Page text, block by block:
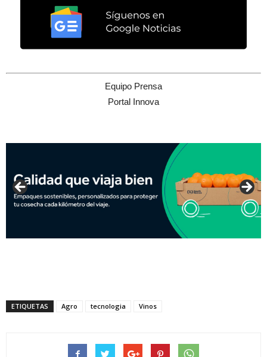
Equipo Prensa
Portal Innova
ETIQUETAS Agro tecnologia Vinos